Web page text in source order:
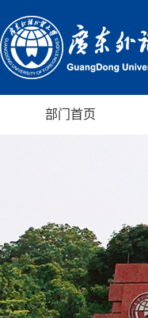
部门首页